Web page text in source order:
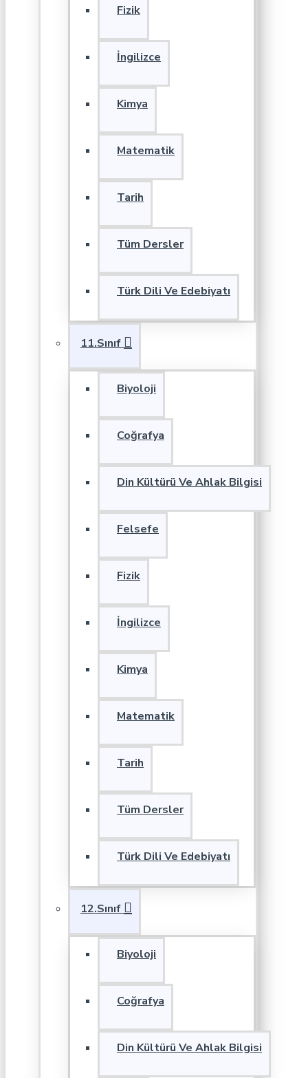
Fizik
İngilizce
Kimya
Matematik
Tarih
Tüm Dersler
Türk Dili Ve Edebiyatı
11.Sınıf
Biyoloji
Coğrafya
Din Kültürü Ve Ahlak Bilgisi
Felsefe
Fizik
İngilizce
Kimya
Matematik
Tarih
Tüm Dersler
Türk Dili Ve Edebiyatı
12.Sınıf
Biyoloji
Coğrafya
Din Kültürü Ve Ahlak Bilgisi